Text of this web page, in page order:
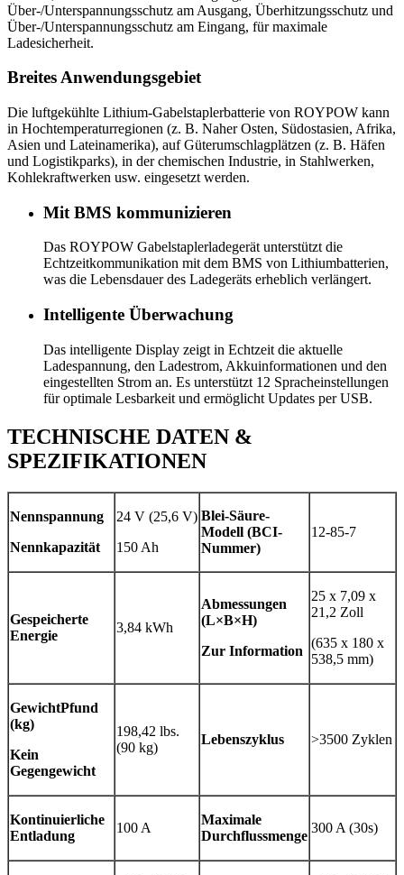
Über-/Unterspannungsschutz am Ausgang, Überhitzungsschutz und
Über-/Unterspannungsschutz am Eingang, für maximale
Ladesicherheit.
Breites Anwendungsgebiet
Die luftgekühlte Lithium-Gabelstaplerbatterie von ROYPOW kann
in Hochtemperaturregionen (z. B. Naher Osten, Südostasien, Afrika,
Asien und Lateinamerika), auf Güterumschlagplätzen (z. B. Häfen
und Logistikparks), in der chemischen Industrie, in Stahlwerken,
Kohlekraftwerken usw. eingesetzt werden.
Mit BMS kommunizieren
Das ROYPOW Gabelstaplerladegerät unterstützt die
Echtzeitkommunikation mit dem BMS von Lithiumbatterien,
was die Lebensdauer des Ladegeräts erheblich verlängert.
Intelligente Überwachung
Das intelligente Display zeigt in Echtzeit die aktuelle
Ladespannung, den Ladestrom, Akkuinformationen und den
eingestellten Strom an. Es unterstützt 12 Spracheinstellungen
für optimale Lesbarkeit und ermöglicht Updates per USB.
TECHNISCHE DATEN &
SPEZIFIKATIONEN
Nennspannung
Nennkapazität
24 V (25,6 V)
150 Ah
Blei-Säure-
Modell (BCI-
Nummer)
12-85-7
Gespeicherte
Energie
3,84 kWh
Abmessungen
(L×B×H)
Zur Information
25 x 7,09 x
21,2 Zoll
(635 x 180 x
538,5 mm)
GewichtPfund
(kg)
Kein
Gegengewicht
198,42 lbs.
(90 kg)
Lebenszyklus >3500 Zyklen
Kontinuierliche
Entladung
100 A
Maximale
Durchflussmenge
300 A (30s)